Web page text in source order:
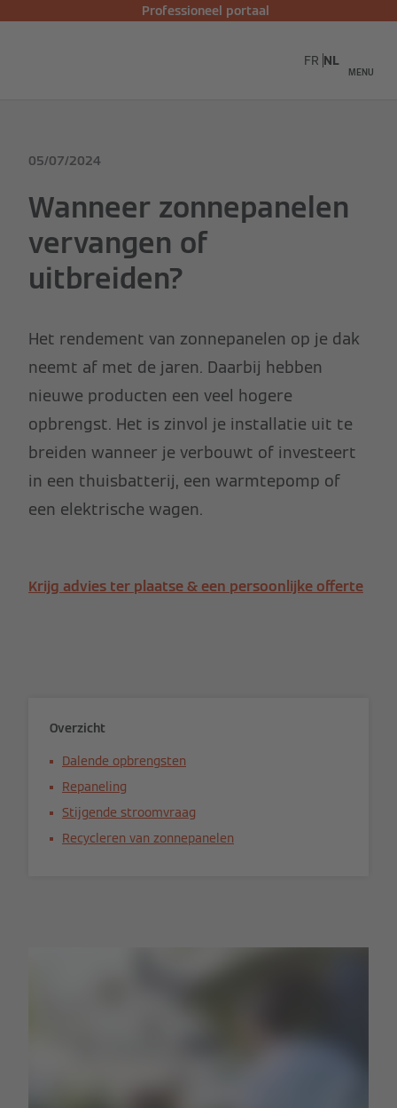
Professioneel portaal
MENU
FR NL
05/07/2024
Wanneer zonnepanelen
vervangen of
uitbreiden?
Het rendement van zonnepanelen op je dak
neemt af met de jaren. Daarbij hebben
nieuwe producten een veel hogere
opbrengst. Het is zinvol je installatie uit te
breiden wanneer je verbouwt of investeert
in een thuisbatterij, een warmtepomp of
een elektrische wagen.
Krijg advies ter plaatse & een persoonlijke offerte
Overzicht
Dalende opbrengsten
Repaneling
Stijgende stroomvraag
Recycleren van zonnepanelen